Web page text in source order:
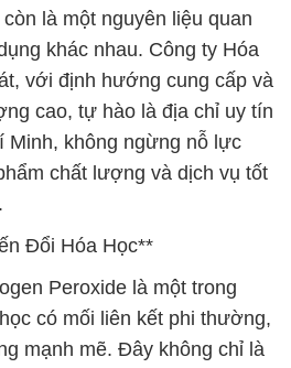
là một nguyên liệu quan
khác nhau. Công ty Hóa
với định hướng cung cấp và
cao, tự hào là địa chỉ uy tín
Minh, không ngừng nỗ lực
chất lượng và dịch vụ tốt
Đổi Hóa Học**
Peroxide là một trong
có mối liên kết phi thường,
mạnh mẽ. Đây không chỉ là